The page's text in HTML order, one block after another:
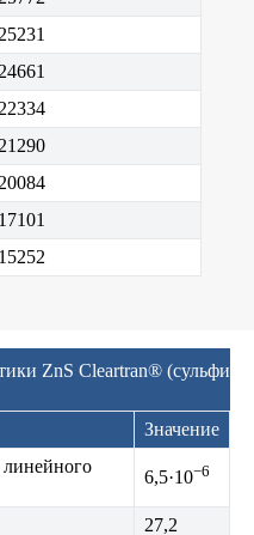
ZnS Cleartran® (сульфид
Значение
6,5·10−6
27,2